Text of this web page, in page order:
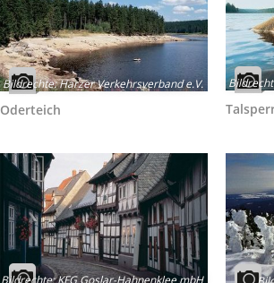
Bildrechte:Harzer Verkehrsverband e.V.
Oderteich
Bildrechte:KFG Goslar-Hahnenklee mbH